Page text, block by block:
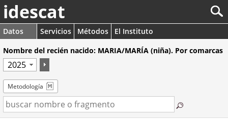
idescat
Datos Servicios Métodos
El Instituto
Nombre del recién nacido: MARIA/MARÍA (niña). Por comarcas
Metodología